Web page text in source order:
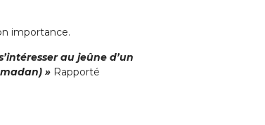
importance.
au jeûne d’un
» Rapporté